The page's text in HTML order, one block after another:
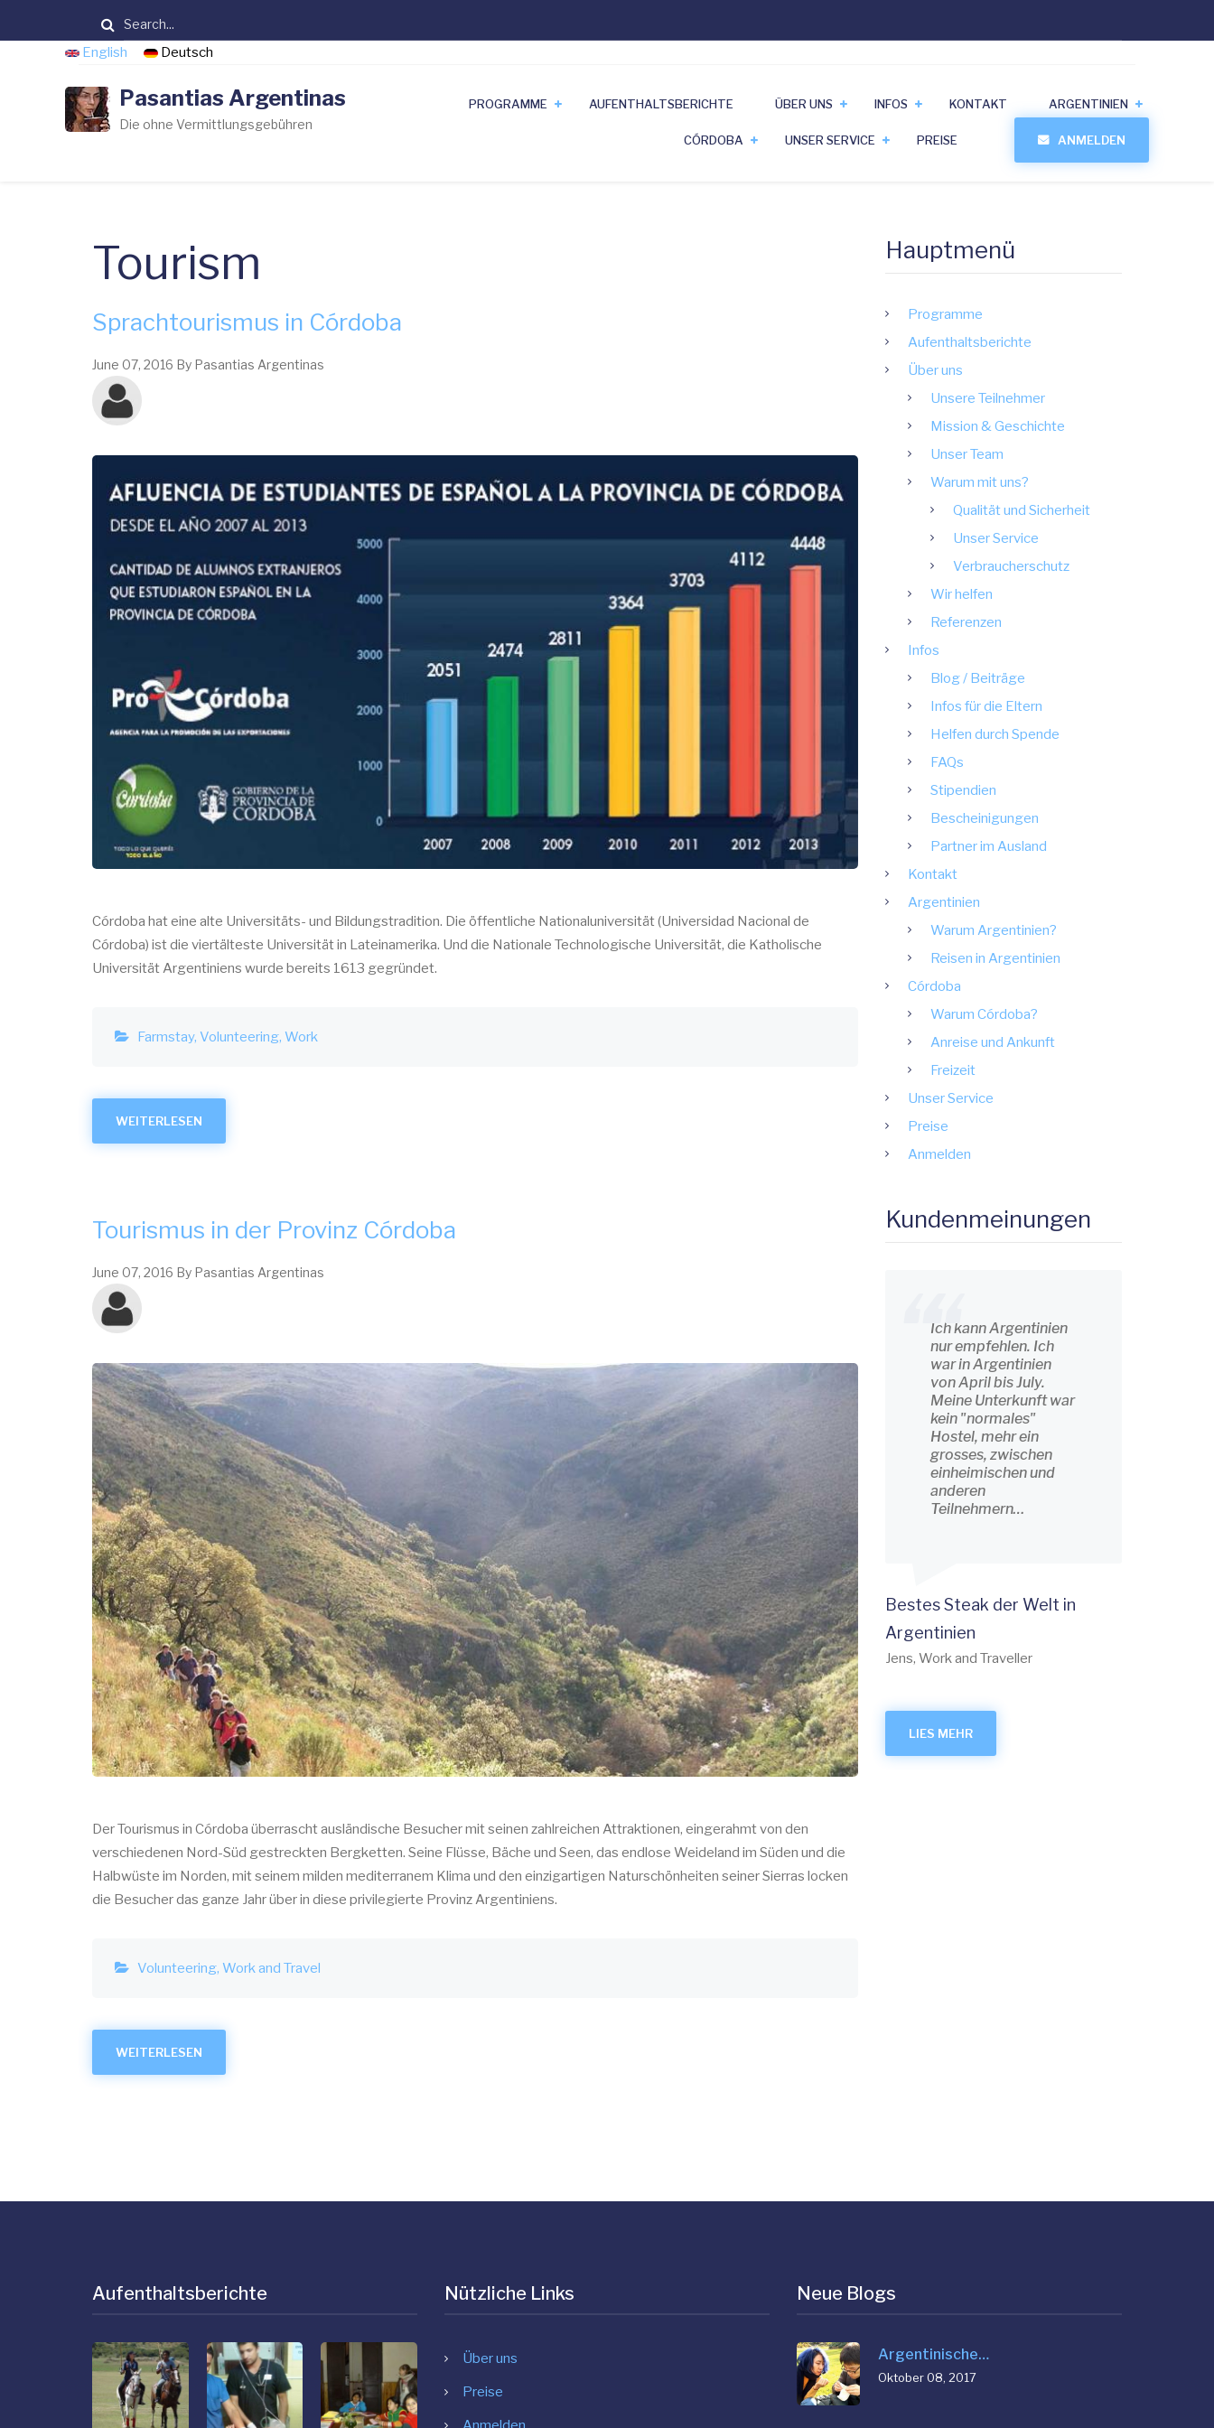
Suche
English Deutsch
Pasantias Argentinas
Die ohne Vermittlungsgebühren
PROGRAMME AUFENTHALTSBERICHTE ÜBER UNS INFOS KONTAKT ARGENTINIEN
CÓRDOBA UNSER SERVICE PREISE ANMELDEN
Tourism
Sprachtourismus in Córdoba
June 07, 2016 By Pasantias Argentinas
Córdoba hat eine alte Universitäts- und Bildungstradition. Die öffentliche Nationaluniversität (Universidad Nacional de
Córdoba) ist die viertälteste Universität in Lateinamerika. Und die Nationale Technologische Universität, die Katholische
Universität Argentiniens wurde bereits 1613 gegründet.
Farmstay Volunteering Work
WEITERLESEN
IN
Tourismus in der Provinz Córdoba
June 07, 2016 By Pasantias Argentinas
Der Tourismus in Córdoba überrascht ausländische Besucher mit seinen zahlreichen Attraktionen, eingerahmt von den
verschiedenen Nord-Süd gestreckten Bergketten. Seine Flüsse, Bäche und Seen, das endlose Weideland im Süden und die
Halbwüste im Norden, mit seinem milden mediterranem Klima und den einzigartigen Naturschönheiten seiner Sierras locken
die Besucher das ganze Jahr über in diese privilegierte Provinz Argentiniens.
Volunteering Work and Travel
WEITERLESEN
IN
Hauptmenü
Programme
Aufenthaltsberichte
Über uns
Unsere Teilnehmer
Mission & Geschichte
Unser Team
Warum mit uns?
Qualität und Sicherheit
Unser Service
Verbraucherschutz
Wir helfen
Referenzen
Infos
Blog / Beiträge
Infos für die Eltern
Helfen durch Spende
FAQs
Stipendien
Bescheinigungen
Partner im Ausland
Kontakt
Argentinien
Warum Argentinien?
Reisen in Argentinien
Córdoba
Warum Córdoba?
Anreise und Ankunft
Freizeit
Unser Service
Preise
Anmelden
Kundenmeinungen
Ich kann Argentinien
nur empfehlen. Ich
war in Argentinien
von April bis July.
Meine Unterkunft war
kein "normales"
Hostel, mehr ein
grosses, zwischen
einheimischen und
anderen
Teilnehmern…
Bestes Steak der Welt in
Argentinien
Jens, Work and Traveller
LIES MEHR
Aufenthaltsberichte Nützliche Links
Über uns
Preise
Neue Blogs
Argentinische…
Oktober 08, 2017